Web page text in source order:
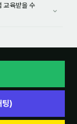
교육받을 수
⌄
팅)